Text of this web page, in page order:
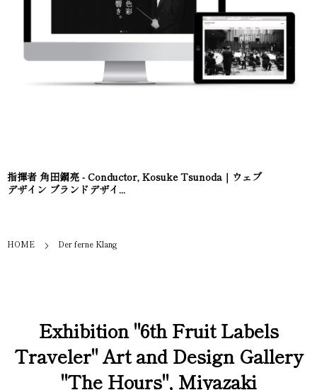
指揮者 角田鋼亮 - Conductor, Kosuke Tsunoda｜ウェブ
デザイン ブランドデザイ...
HOME Der ferne Klang
Exhibition "6th Fruit Labels
Traveler" Art and Design Gallery
"The Hours", Miyazaki